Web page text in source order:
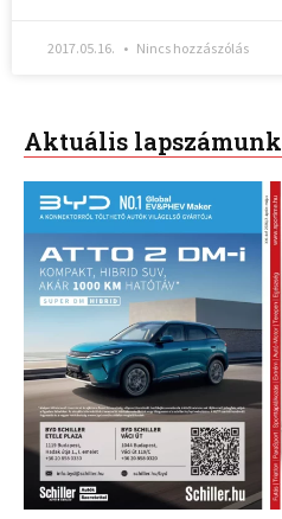
2017.05.16. Nincs hozzászólás
Aktuális lapszámunk